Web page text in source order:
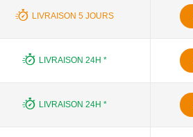
LIVRAISON 5 JOURS
LIVRAISON 24H *
LIVRAISON 24H *